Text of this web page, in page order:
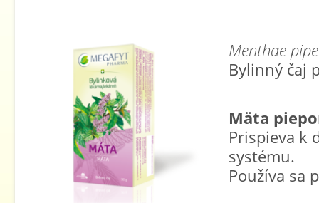
Menthae
Bylinný čaj
Mäta
Prispieva k
systému.
Používa sa